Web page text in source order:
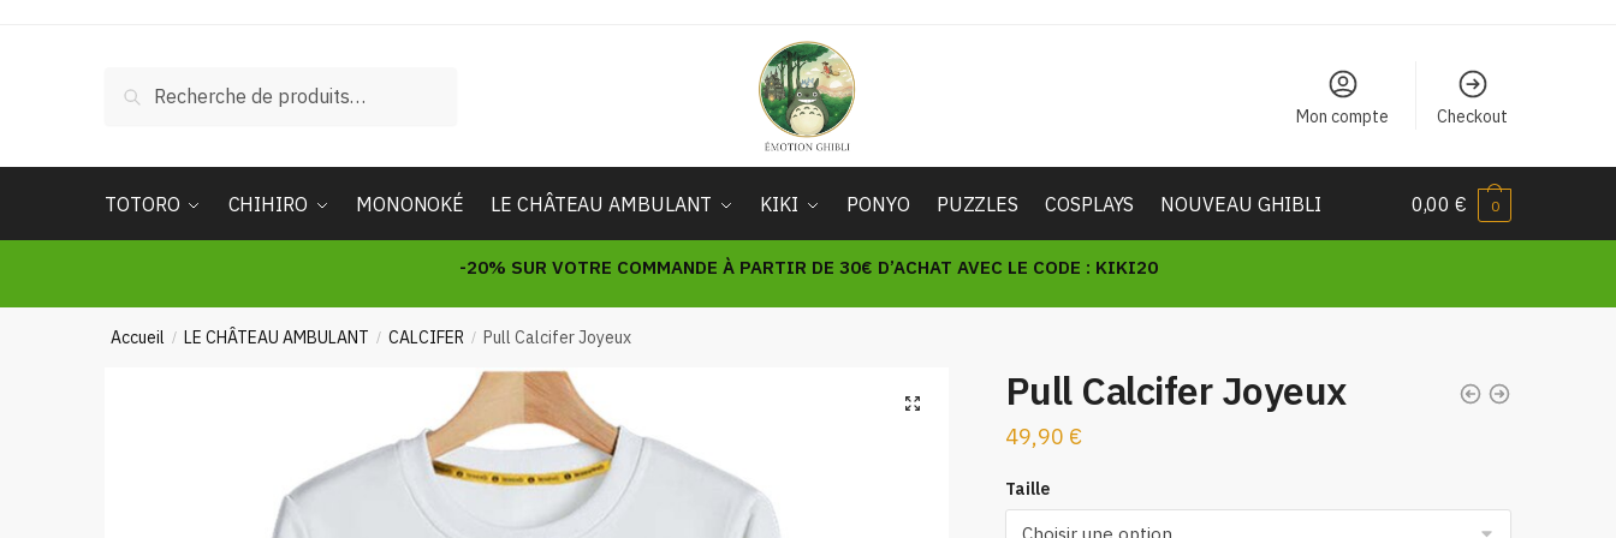
pour :
Recherche
Mon compte Checkout
TOTORO CHIHIRO MONONOKÉ LE CHÂTEAU AMBULANT KIKI PONYO PUZZLES COSPLAYS NOUVEAU GHIBLI 0,00€ 0
-20% SUR VOTRE COMMANDE À PARTIR DE 30€ D’ACHAT AVEC LE CODE : KIKI20
Accueil / LE CHÂTEAU AMBULANT / CALCIFER / Pull Calcifer Joyeux
🔍 Pull Calcifer Joyeux
49,90 €
Taille